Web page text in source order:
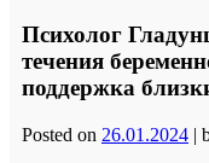
Психолог
течения
поддержка
Posted on 26.01.2024 |